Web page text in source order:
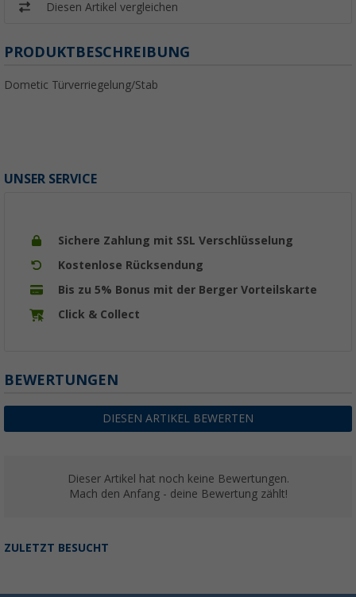
Diesen Artikel vergleichen
PRODUKTBESCHREIBUNG
Dometic Türverriegelung/Stab
UNSER SERVICE
Sichere Zahlung mit SSL Verschlüsselung
Kostenlose Rücksendung
Bis zu 5% Bonus mit der Berger Vorteilskarte
Click & Collect
BEWERTUNGEN
DIESEN ARTIKEL BEWERTEN
Dieser Artikel hat noch keine Bewertungen.
Mach den Anfang - deine Bewertung zählt!
ZULETZT BESUCHT